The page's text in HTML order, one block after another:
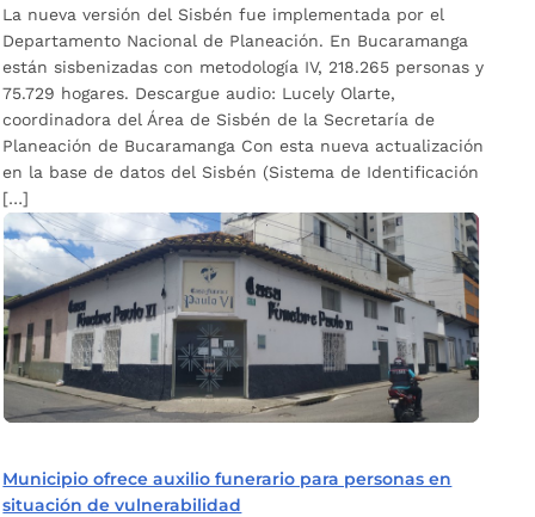
La nueva versión del Sisbén fue implementada por el
Departamento Nacional de Planeación. En Bucaramanga
están sisbenizadas con metodología IV, 218.265 personas y
75.729 hogares. Descargue audio: Lucely Olarte,
coordinadora del Área de Sisbén de la Secretaría de
Planeación de Bucaramanga Con esta nueva actualización
en la base de datos del Sisbén (Sistema de Identificación
[…]
Municipio ofrece auxilio funerario para personas en
situación de vulnerabilidad